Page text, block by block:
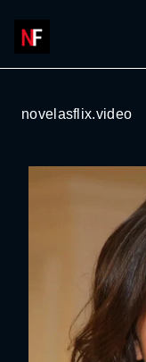
novelasflix.video